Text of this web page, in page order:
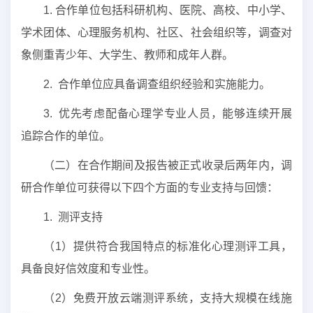
1. 合作单位包括科研机构、医院、高校、中小学、
学术团体、心理服务机构、社区、社会组织等，调查对
象侧重青少年、大学生、教师和成年人群。
2. 合作单位应具备调查组织经验和实施能力。
3. 优先考虑配备心理学专业人员，能够连续开展
追踪合作的单位。
（二）在合作期间及报告被正式收录后两年内，调
研合作单位可获得以下四个方面的专业支持与回馈：
1. 测评支持
（1）提供符合我国特点的标准化心理测评工具，
具备良好信效度和专业性。
（2）免费开放云端测评系统，支持大规模在线施